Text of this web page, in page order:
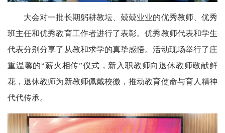
大会对一批长期躬耕教坛、兢兢业业的优秀教师、优秀
班主任和优秀教育工作者进行了表彰。优秀教师代表和学生
代表分别分享了从教和求学的真挚感悟。活动现场举行了庄
重温馨的“薪火相传”仪式，新入职教师向退休教师敬献鲜
花，退休教师为新教师佩戴校徽，推动教育使命与育人精神
代代传承。